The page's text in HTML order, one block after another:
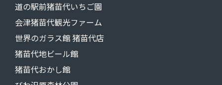
道の駅前猪苗代いちご園
会津猪苗代観光ファーム
世界のガラス館 猪苗代店
猪苗代地ビール館
猪苗代おかし館